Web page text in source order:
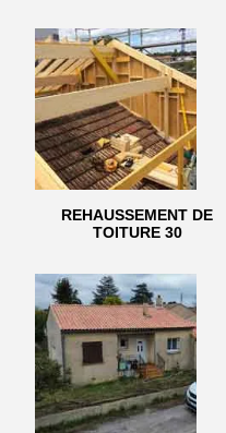
REHAUSSEMENT DE
TOITURE 30